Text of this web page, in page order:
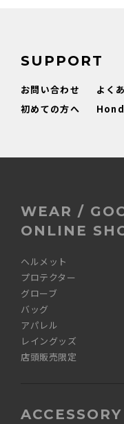
SUPPORT
お問い合わせ よく
初めての方へ
WEAR /
ONLINE
ヘルメット
プロテクター
グローブ
バッグ
アパレル
レイングッズ
店頭販売限定